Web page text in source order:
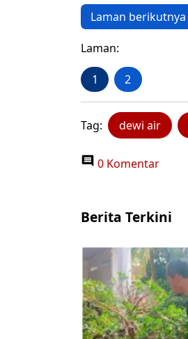
Laman berikutnya
Laman:
1 2
Tag: dewi air
0 Komentar
Berita Terkini